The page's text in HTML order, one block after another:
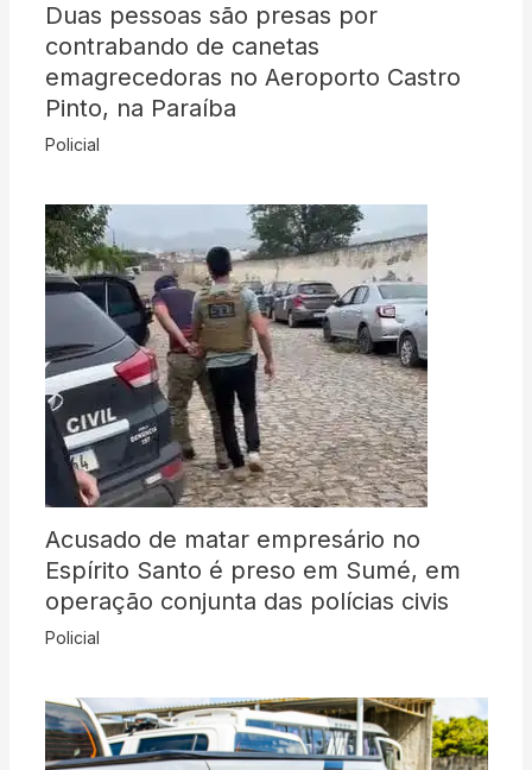
Duas pessoas são presas por
contrabando de canetas
emagrecedoras no Aeroporto Castro
Pinto, na Paraíba
Policial
Acusado de matar empresário no
Espírito Santo é preso em Sumé, em
operação conjunta das polícias civis
Policial